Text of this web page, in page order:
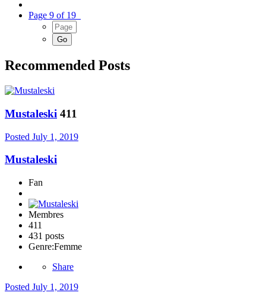
Page 9 of 19
Recommended Posts
Mustaleski 411
Posted July 1, 2019
Mustaleski
Fan
Membres
411
431 posts
Genre:Femme
Share
Posted July 1, 2019